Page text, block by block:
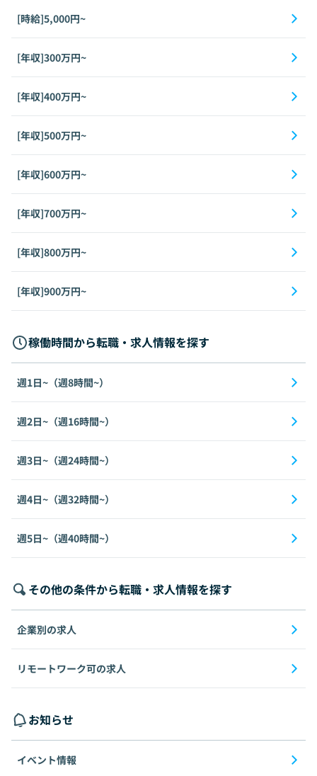
[時給]5,000円~
[年収]300万円~
[年収]400万円~
[年収]500万円~
[年収]600万円~
[年収]700万円~
[年収]800万円~
[年収]900万円~
稼働時間から転職・求人情報を探す
週1日~（週8時間~）
週2日~（週16時間~）
週3日~（週24時間~）
週4日~（週32時間~）
週5日~（週40時間~）
その他の条件から転職・求人情報を探す
企業別の求人
リモートワーク可の求人
お知らせ
イベント情報